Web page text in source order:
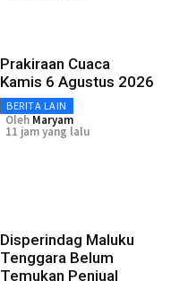
Prakiraan Cuaca
Kamis 6 Agustus 2026
BERITA LAIN
Oleh Maryam
11 jam yang lalu
Disperindag Maluku
Tenggara Belum
Temukan Penjual